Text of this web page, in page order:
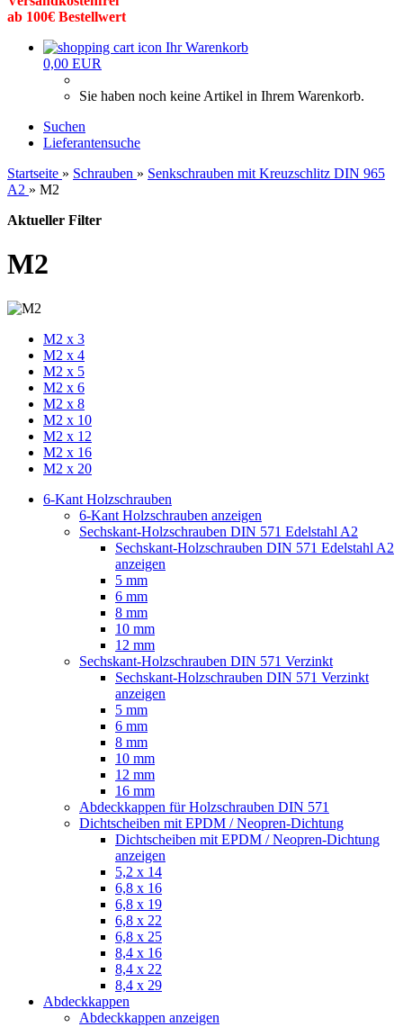
ab 100€ Bestellwert
Ihr Warenkorb
0,00 EUR
Sie haben noch keine Artikel in Ihrem Warenkorb.
Suchen
Lieferantensuche
Startseite » Schrauben » Senkschrauben mit Kreuzschlitz DIN 965
A2 » M2
Aktueller Filter
M2
M2 x 3
M2 x 4
M2 x 5
M2 x 6
M2 x 8
M2 x 10
M2 x 12
M2 x 16
M2 x 20
6-Kant Holzschrauben
6-Kant Holzschrauben anzeigen
Sechskant-Holzschrauben DIN 571 Edelstahl A2
Sechskant-Holzschrauben DIN 571 Edelstahl A2
anzeigen
5 mm
6 mm
8 mm
10 mm
12 mm
Sechskant-Holzschrauben DIN 571 Verzinkt
Sechskant-Holzschrauben DIN 571 Verzinkt
anzeigen
5 mm
6 mm
8 mm
10 mm
12 mm
16 mm
Abdeckkappen für Holzschrauben DIN 571
Dichtscheiben mit EPDM / Neopren-Dichtung
Dichtscheiben mit EPDM / Neopren-Dichtung
anzeigen
5,2 x 14
6,8 x 16
6,8 x 19
6,8 x 22
6,8 x 25
8,4 x 16
8,4 x 22
8,4 x 29
Abdeckkappen
Abdeckkappen anzeigen